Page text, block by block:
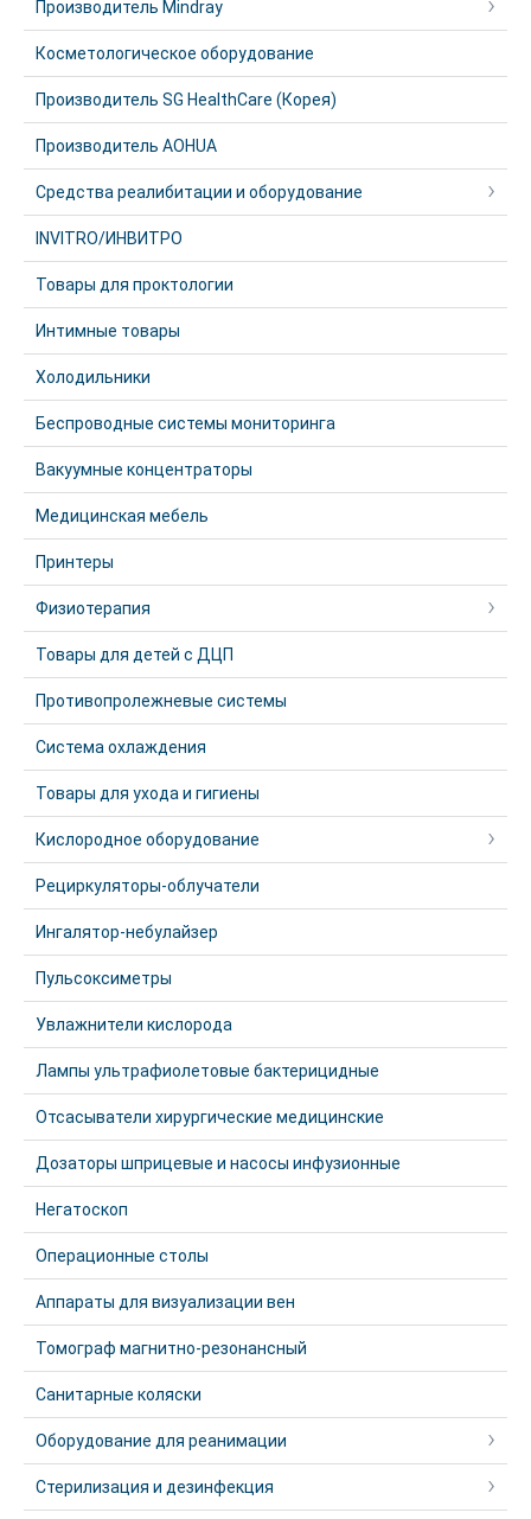
Производитель Mindray
Косметологическое оборудование
Производитель SG HealthCare (Корея)
Производитель AOHUA
Средства реалибитации и оборудование
INVITRO/ИНВИТРО
Товары для проктологии
Интимные товары
Холодильники
Беспроводные системы мониторинга
Вакуумные концентраторы
Медицинская мебель
Принтеры
Физиотерапия
Товары для детей с ДЦП
Противопролежневые системы
Система охлаждения
Товары для ухода и гигиены
Кислородное оборудование
Рециркуляторы-облучатели
Ингалятор-небулайзер
Пульсоксиметры
Увлажнители кислорода
Лампы ультрафиолетовые бактерицидные
Отсасыватели хирургические медицинские
Дозаторы шприцевые и насосы инфузионные
Негатоскоп
Операционные столы
Аппараты для визуализации вен
Томограф магнитно-резонансный
Санитарные коляски
Оборудование для реанимации
Стерилизация и дезинфекция